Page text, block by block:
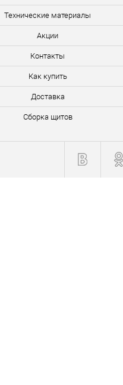
Технические материалы
Акции
Контакты
Как купить
Доставка
Сборка щитов